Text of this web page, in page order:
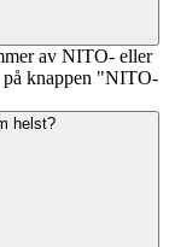
av NITO- eller
på knappen "NITO-
helst?